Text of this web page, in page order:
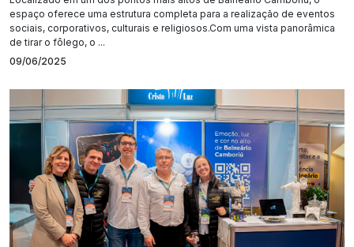
espaço oferece uma estrutura completa para a realização de eventos
sociais, corporativos, culturais e religiosos.Com uma vista panorâmica
de tirar o fôlego, o ...
09/06/2025